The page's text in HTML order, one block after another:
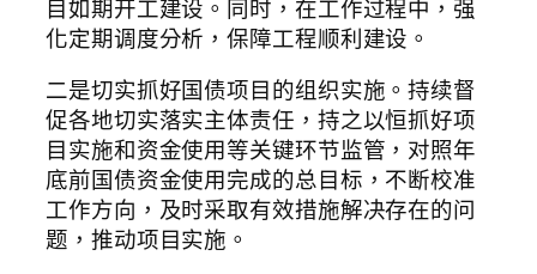
目如期开工建设。同时，在工作过程中，强
化定期调度分析，保障工程顺利建设。
二是切实抓好国债项目的组织实施。持续督
促各地切实落实主体责任，持之以恒抓好项
目实施和资金使用等关键环节监管，对照年
底前国债资金使用完成的总目标，不断校准
工作方向，及时采取有效措施解决存在的问
题，推动项目实施。